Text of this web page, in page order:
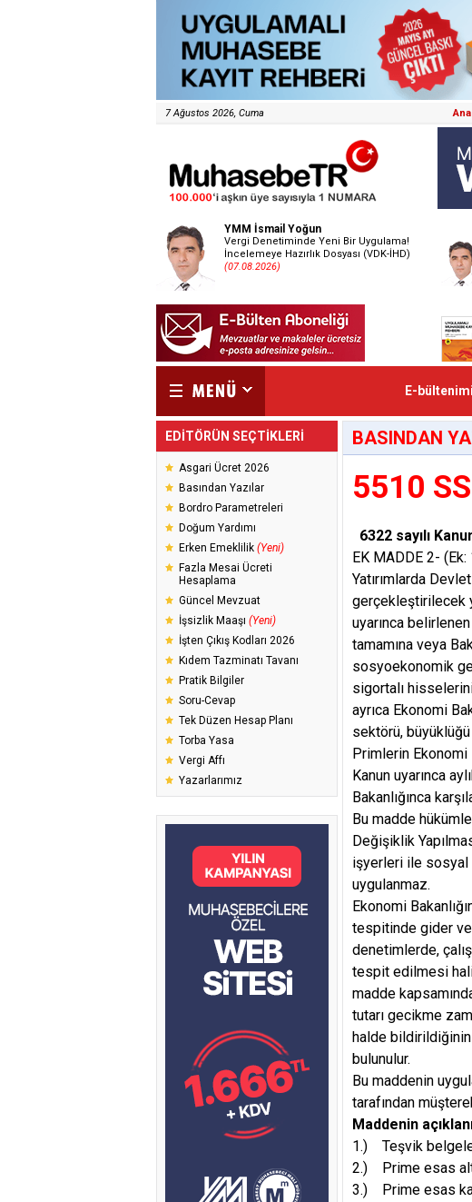
7 Ağustos 2026, Cuma
YMM İsmail Yoğun
Vergi Denetiminde Yeni Bir Uygulama!
İncelemeye Hazırlık Dosyası (VDK-İHD)
(07.08.2026)
E-
EDİTÖRÜN SEÇTİKLERİ
Asgari Ücret 2026
Basından Yazılar
Bordro Parametreleri
Doğum Yardımı
Erken Emeklilik (Yeni)
Fazla Mesai Ücreti
Hesaplama
Güncel Mevzuat
İşsizlik Maaşı (Yeni)
İşten Çıkış Kodları 2026
Kıdem Tazminatı Tavanı
Pratik Bilgiler
Soru-Cevap
Tek Düzen Hesap Planı
Torba Yasa
Vergi Affı
Yazarlarımız
BASINDAN
5510
6322 sayılı
EK MADDE 2-
Yatırımlarda
gerçekleştirilecek
uyarınca
tamamına veya
sosyoekonomik
sigortalı
ayrıca Ekonomi
sektörü,
Primlerin Ekonomi
Kanun uyarınca
Bakanlığınca
Bu madde
Değişiklik
işyerleri ile sosyal
uygulanmaz.
Ekonomi
tespitinde gider
denetimlerde,
tespit edilmesi
madde
tutarı gecikme
halde bildirildiğinin
bulunulur.
Bu maddenin
tarafından
Maddenin
1.) Teşvik
2.) Prime esas alt
3.) Prime esas